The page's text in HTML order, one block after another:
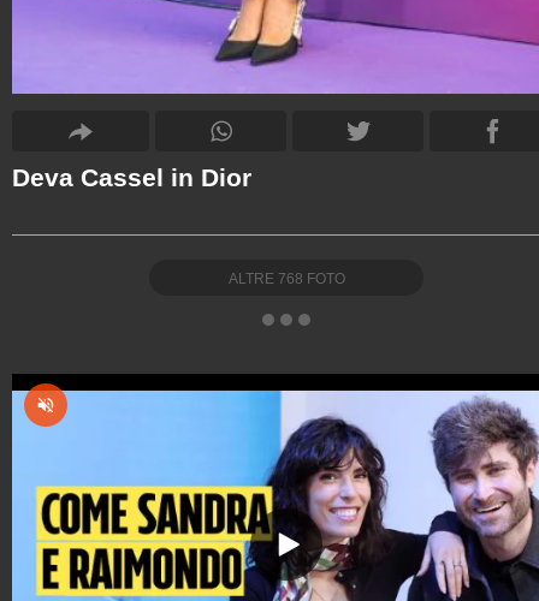
Deva Cassel in Dior
ALTRE 768 FOTO